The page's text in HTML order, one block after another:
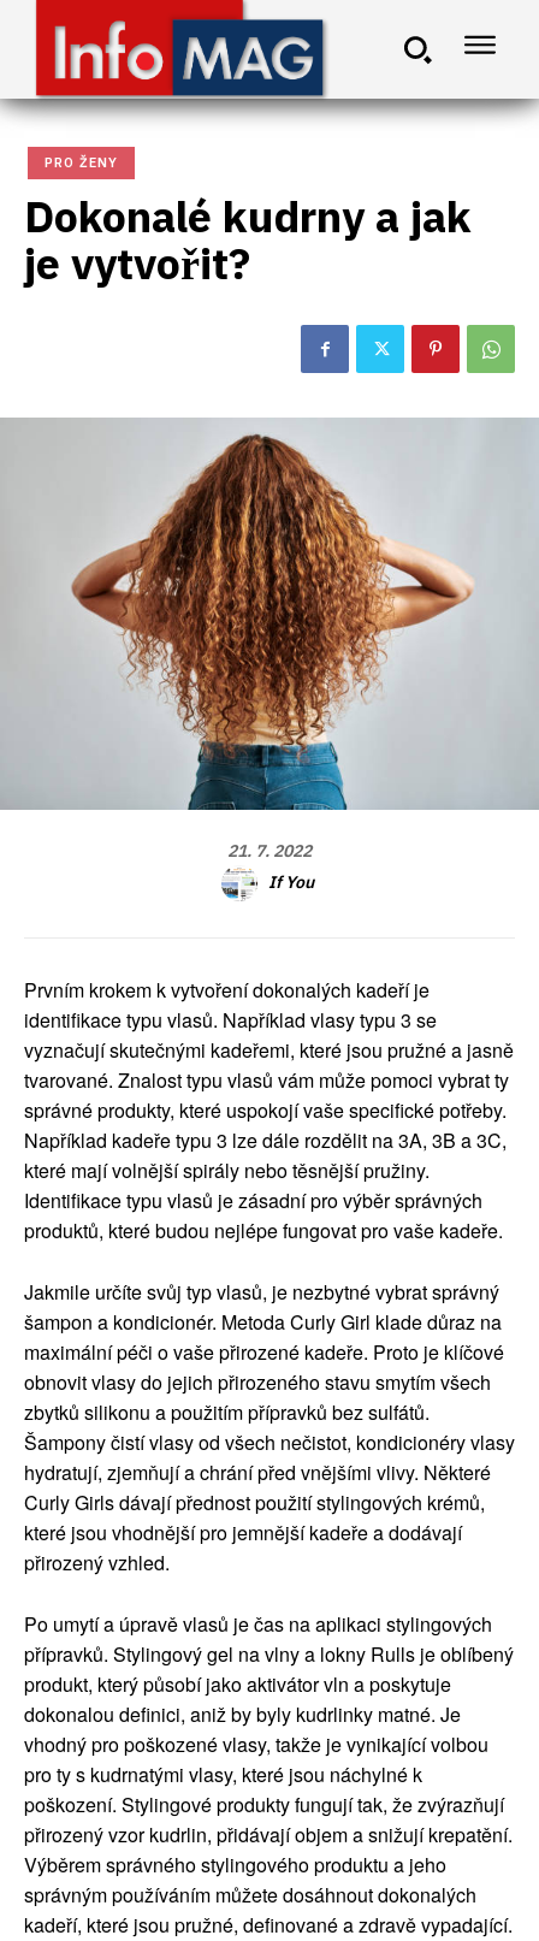
PRO ŽENY
Dokonalé kudrny a jak
je vytvořit?
21. 7. 2022
If You
Prvním krokem k vytvoření dokonalých kadeří je
identifikace typu vlasů. Například vlasy typu 3 se
vyznačují skutečnými kadeřemi, které jsou pružné a jasně
tvarované. Znalost typu vlasů vám může pomoci vybrat ty
správné produkty, které uspokojí vaše specifické potřeby.
Například kadeře typu 3 lze dále rozdělit na 3A, 3B a 3C,
které mají volnější spirály nebo těsnější pružiny.
Identifikace typu vlasů je zásadní pro výběr správných
produktů, které budou nejlépe fungovat pro vaše kadeře.
Jakmile určíte svůj typ vlasů, je nezbytné vybrat správný
šampon a kondicionér. Metoda Curly Girl klade důraz na
maximální péči o vaše přirozené kadeře. Proto je klíčové
obnovit vlasy do jejich přirozeného stavu smytím všech
zbytků silikonu a použitím přípravků bez sulfátů.
Šampony čistí vlasy od všech nečistot, kondicionéry vlasy
hydratují, zjemňují a chrání před vnějšími vlivy. Některé
Curly Girls dávají přednost použití stylingových krémů,
které jsou vhodnější pro jemnější kadeře a dodávají
přirozený vzhled.
Po umytí a úpravě vlasů je čas na aplikaci stylingových
přípravků. Stylingový gel na vlny a lokny Rulls je oblíbený
produkt, který působí jako aktivátor vln a poskytuje
dokonalou definici, aniž by byly kudrlinky matné. Je
vhodný pro poškozené vlasy, takže je vynikající volbou
pro ty s kudrnatými vlasy, které jsou náchylné k
poškození. Stylingové produkty fungují tak, že zvýrazňují
přirozený vzor kudrlin, přidávají objem a snižují krepatění.
Výběrem správného stylingového produktu a jeho
správným používáním můžete dosáhnout dokonalých
kadeří, které jsou pružné, definované a zdravě vypadající.